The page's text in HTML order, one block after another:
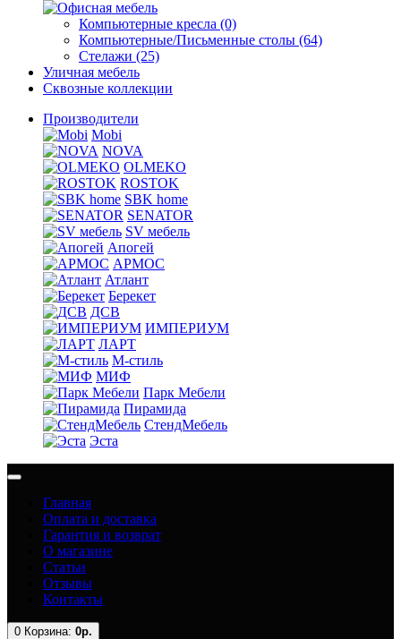
Компьютерные кресла (0)
Компьютерные/Письменные столы (64)
Стелажи (25)
Уличная мебель
Сквозные коллекции
Производители
Mobi
NOVA
OLMEKO
ROSTOK
SBK home
SENATOR
SV мебель
Апогей
АРМОС
Атлант
Берекет
ДСВ
ИМПЕРИУМ
ЛАРТ
М-стиль
МИФ
Парк Мебели
Пирамида
СтендМебель
Эста
Главная
Оплата и доставка
Гарантия и возврат
О магазине
Статьи
Отзывы
Контакты
0 Корзина: 0р.